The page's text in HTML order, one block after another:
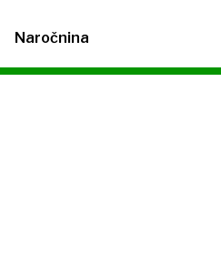
Naročnina